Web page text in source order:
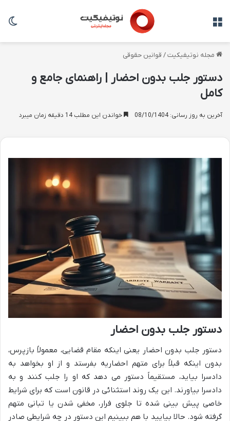
مجله نوتیفیکیت/ قوانین حقوقی
دستور جلب بدون احضار | راهنمای جامع و
کامل
آخرین به روز رسانی: 08/10/1404 خواندن این مطلب 14 دقیقه زمان میبرد
دستور جلب بدون احضار
دستور جلب بدون احضار یعنی اینکه مقام قضایی، معمولاً بازپرس،
بدون اینکه قبلاً برای متهم احضاریه بفرستد و از او بخواهد به
دادسرا بیاید، مستقیماً دستور می دهد که او را جلب کنند و به
دادسرا بیاورند. این یک روند استثنائی در قانون است که برای شرایط
خاصی پیش بینی شده تا جلوی فرار، مخفی شدن یا تبانی متهم
گرفته شود. حالا بیایید با هم ببینیم این دستور در چه شرایطی صادر